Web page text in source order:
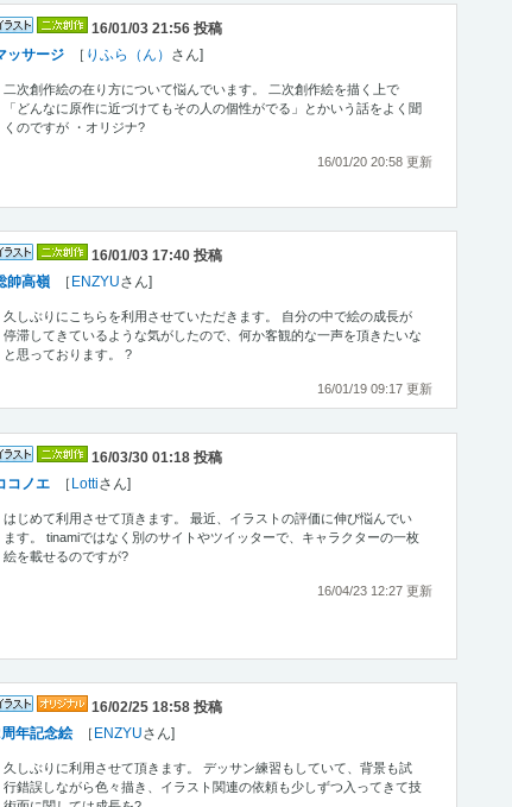
16/01/03 21:56 投稿
ッサージ［ りふら（ん） さん]
二次創作絵の在り方について悩んでいます。 二次創作絵を描く上で
「どんなに原作に近づけてもその人の個性がでる」とかいう話をよく聞
くのですが ・オリジナ?
16/01/20 20:58 更新
16/01/03 17:40 投稿
帥高嶺［ ENZYUさん]
久しぶりにこちらを利用させていただきます。 自分の中で絵の成長が
停滞してきているような気がしたので、何か客観的な一声を頂きたいな
と思っております。 ?
16/01/19 09:17 更新
16/03/30 01:18 投稿
コノエ［ Lottiさん]
はじめて利用させて頂きます。 最近、イラストの評価に伸び悩んでい
ます。 tinamiではなく別のサイトやツイッターで、キャラクターの一枚
絵を載せるのですが?
16/04/23 12:27 更新
16/02/25 18:58 投稿
年記念絵［ ENZYUさん]
久しぶりに利用させて頂きます。 デッサン練習もしていて、背景も試
行錯誤しながら色々描き、イラスト関連の依頼も少しずつ入ってきて技